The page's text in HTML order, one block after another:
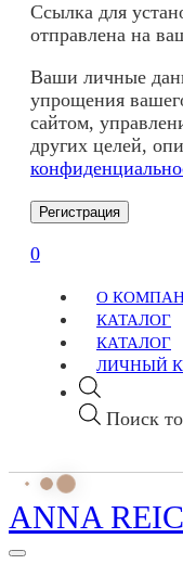
Ссылка для
отправлена ​​на
Ваши личные
упрощения
сайтом,
других целей,
Регистрация
0
О
КАТАЛОГ
КАТАЛОГ
ЛИЧНЫЙ
Поиск
ANNA